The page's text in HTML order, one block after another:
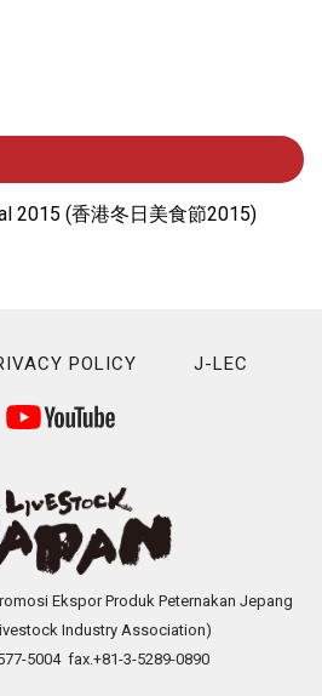
2015 (⾹港冬⽇美⾷節2015)
POLICY J-LEC
Ekspor Produk Peternakan Jepang
Industry Association)
5004 fax.+81-3-5289-0890